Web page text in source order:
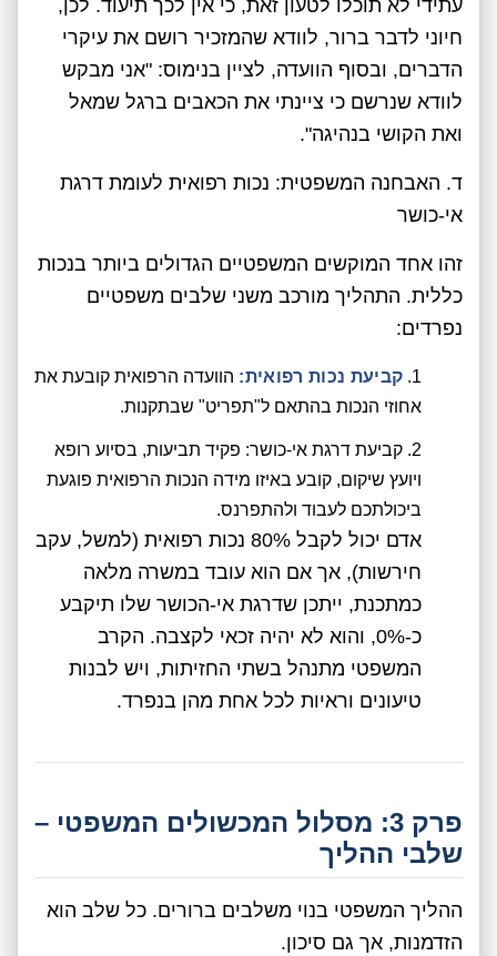
עתידי לא תוכלו לטעון זאת, כי אין לכך תיעוד. לכן,
חיוני לדבר ברור, לוודא שהמזכיר רושם את עיקרי
הדברים, ובסוף הוועדה, לציין בנימוס: "אני מבקש
לוודא שנרשם כי ציינתי את הכאבים ברגל שמאל
ואת הקושי בנהיגה".
ד. האבחנה המשפטית: נכות רפואית לעומת דרגת
אי-כושר
זהו אחד המוקשים המשפטיים הגדולים ביותר בנכות
כללית. התהליך מורכב משני שלבים משפטיים
נפרדים:
קביעת נכות רפואית: הוועדה הרפואית קובעת את
אחוזי הנכות בהתאם ל"תפריט" שבתקנות.
קביעת דרגת אי-כושר: פקיד תביעות, בסיוע רופא
ויועץ שיקום, קובע באיזו מידה הנכות הרפואית פוגעת
ביכולתכם לעבוד ולהתפרנס.
אדם יכול לקבל 80% נכות רפואית (למשל, עקב
חירשות), אך אם הוא עובד במשרה מלאה
כמתכנת, ייתכן שדרגת אי-הכושר שלו תיקבע
כ-0%, והוא לא יהיה זכאי לקצבה. הקרב
המשפטי מתנהל בשתי החזיתות, ויש לבנות
טיעונים וראיות לכל אחת מהן בנפרד.
פרק 3: מסלול המכשולים המשפטי –
שלבי ההליך
ההליך המשפטי בנוי משלבים ברורים. כל שלב הוא
הזדמנות, אך גם סיכון.